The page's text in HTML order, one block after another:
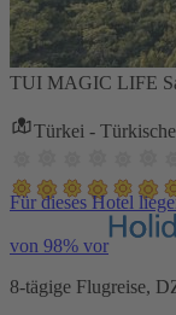
TUI MAGIC LIFE
Türkei -
Für dieses Hotel
von 98% vor
8-tägige Flugreise,